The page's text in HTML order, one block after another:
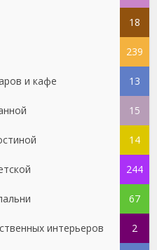
18
239
и кафе 13
15
14
244
67
интерьеров 2